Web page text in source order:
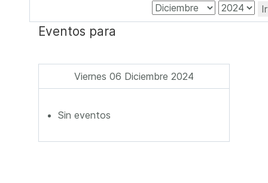
Eventos para
Viernes 06 Diciembre 2024
Sin eventos